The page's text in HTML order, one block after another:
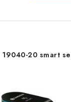
19040-20 smart